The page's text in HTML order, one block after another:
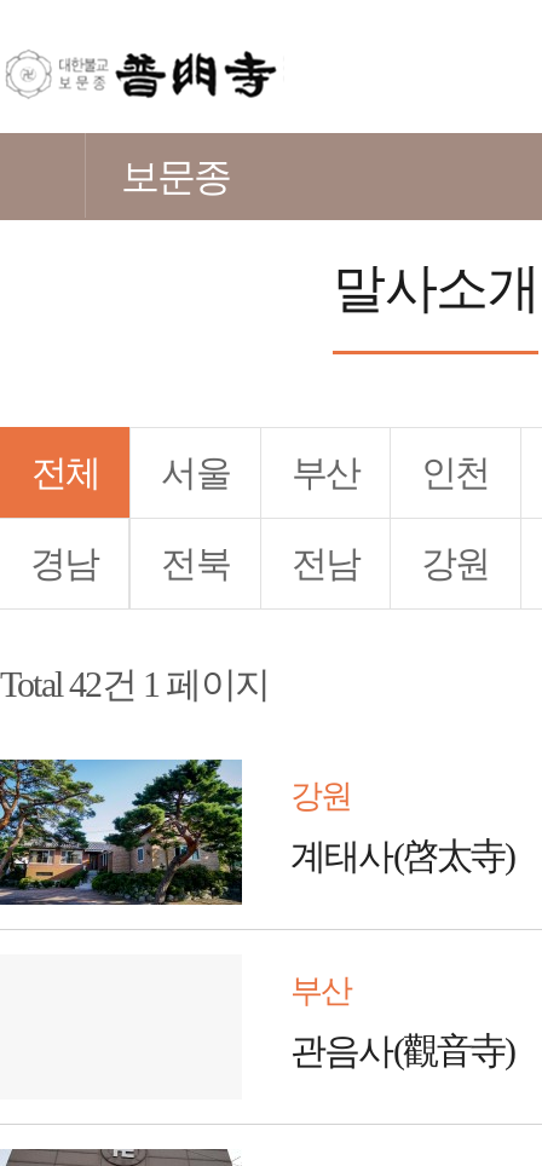
보문종
말사소개
전체 서울 부산 인천
경남 전북 전남 강원
Total 42건 1 페이지
강원
계태사(啓太寺)
부산
관음사(觀音寺)